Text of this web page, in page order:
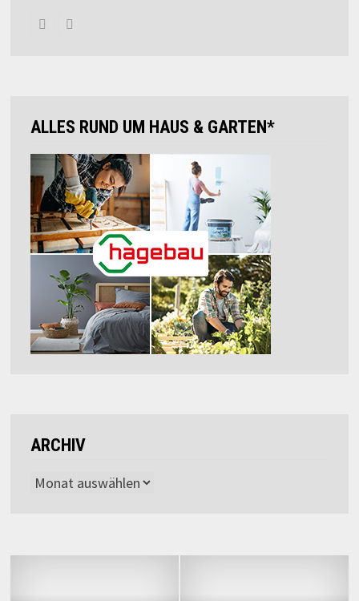
ALLES RUND UM HAUS & GARTEN*
ARCHIV
Archiv